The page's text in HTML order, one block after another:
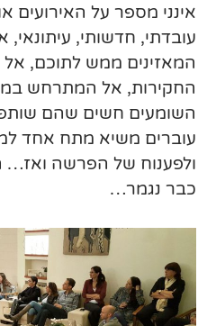
אינני מספר על האירועים
עובדתי, חדשותי,
המאזינים ממש לתוכם,
החקירות, אל המתרחש
השומעים חשים שהם
עוברים משיא מתח אחד
ולפענוח של הפרשה
כבר נגמר…